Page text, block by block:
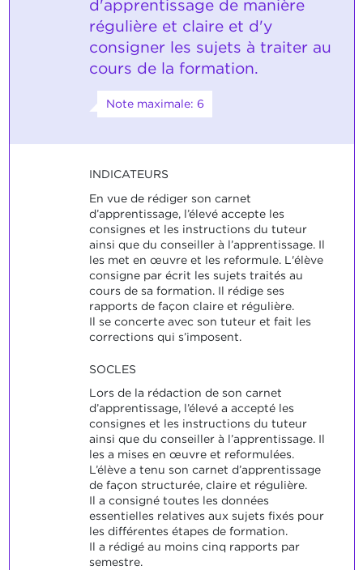
d'apprentissage de manière
régulière et claire et d'y
consigner les sujets à traiter au
cours de la formation.
Note maximale: 6
INDICATEURS
En vue de rédiger son carnet
d’apprentissage, l’élevé accepte les
consignes et les instructions du tuteur
ainsi que du conseiller à l’apprentissage. Il
les met en œuvre et les reformule. L'élève
consigne par écrit les sujets traités au
cours de sa formation. Il rédige ses
rapports de façon claire et régulière.
Il se concerte avec son tuteur et fait les
corrections qui s’imposent.
SOCLES
Lors de la rédaction de son carnet
d’apprentissage, l’élevé a accepté les
consignes et les instructions du tuteur
ainsi que du conseiller à l’apprentissage. Il
les a mises en œuvre et reformulées.
L’élève a tenu son carnet d’apprentissage
de façon structurée, claire et régulière.
Il a consigné toutes les données
essentielles relatives aux sujets fixés pour
les différentes étapes de formation.
Il a rédigé au moins cinq rapports par
semestre.